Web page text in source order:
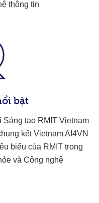
thông tin
bật
tạo RMIT Vietnam
kết Vietnam AI4VN
biểu của RMIT trong
và Công nghệ